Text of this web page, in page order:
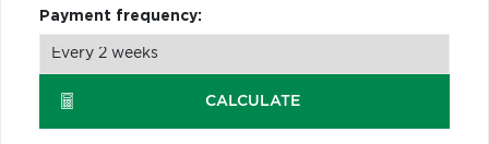
Payment frequency:
CALCULATE